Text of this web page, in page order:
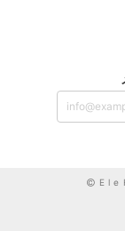
E l e